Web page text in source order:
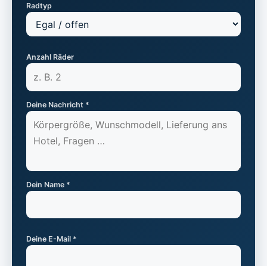
Radtyp
Anzahl Räder
Deine Nachricht *
Dein Name *
Deine E-Mail *